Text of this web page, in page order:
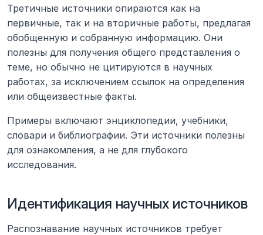
Третичные источники опираются как на
первичные, так и на вторичные работы, предлагая
обобщенную и собранную информацию. Они
полезны для получения общего представления о
теме, но обычно не цитируются в научных
работах, за исключением ссылок на определения
или общеизвестные факты.
Примеры включают энциклопедии, учебники,
словари и библиографии. Эти источники полезны
для ознакомления, а не для глубокого
исследования.
Идентификация научных источников
Распознавание научных источников требует